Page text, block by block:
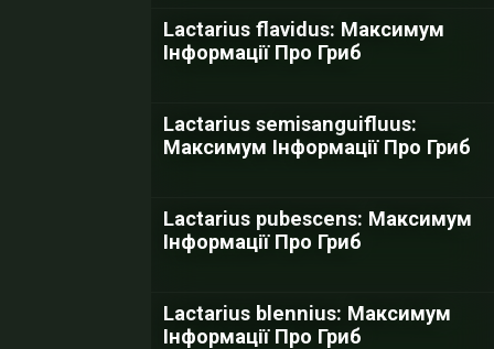
Lactarius flavidus: Максимум
Інформації Про Гриб
Lactarius semisanguifluus:
Максимум Інформації Про Гриб
Lactarius pubescens: Максимум
Інформації Про Гриб
Lactarius blennius: Максимум
Інформації Про Гриб